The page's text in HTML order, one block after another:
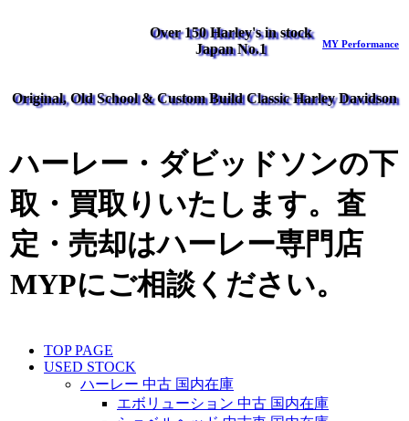
Over 150 Harley's in stock
Japan No.1
MY Performance
Original, Old School & Custom Build Classic Harley Davidson
ハーレー・ダビッドソンの下
取・買取りいたします。査
定・売却はハーレー専門店
MYPにご相談ください。
TOP PAGE
USED STOCK
ハーレー 中古 国内在庫
エボリューション 中古 国内在庫